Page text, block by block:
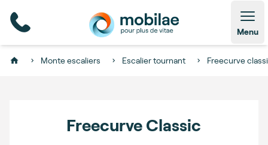
Menu
Home Monte escaliers Escalier tournant Freecurve
Freecurve Classic